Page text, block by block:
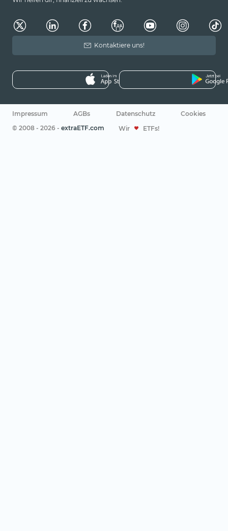
Kontaktiere uns!
Impressum AGBs Datenschutz
Cookies
© 2008 - 2026 - extraETF.com Wir ETFs!